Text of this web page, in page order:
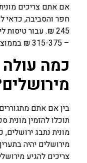
אם אתם צריכים
245 ₪. עבור
– 315-375 ₪ בממוצע.
כמה עולה
בין אם אתם
תוכלו להזמין מונית
מונית נתבג
צריכים להגיע